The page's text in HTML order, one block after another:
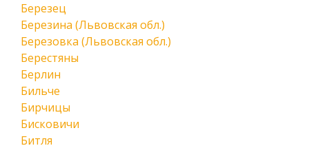
Березец
Березина (Львовская обл.)
Березовка (Львовская обл.)
Берестяны
Берлин
Бильче
Бирчицы
Бисковичи
Битля